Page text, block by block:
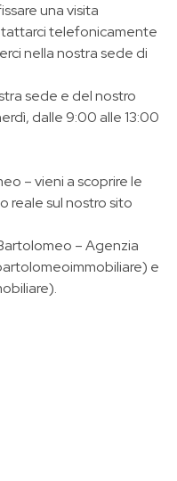
una visita
telefonicamente
nella nostra sede di
sede e del nostro
dalle 9:00 alle 13:00
– vieni a scoprire le
reale sul nostro sito
– Agenzia
e